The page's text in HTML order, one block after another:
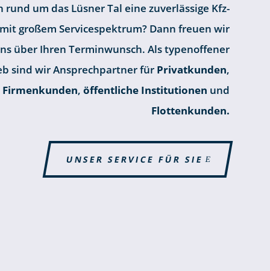
rund um das Lüsner Tal eine zuverlässige Kfz-
großem Servicespektrum? Dann freuen wir
über Ihren Terminwunsch. Als typenoffener
sind wir Ansprechpartner für Privatkunden,
Firmenkunden, öffentliche Institutionen und
Flottenkunden.
UNSER SERVICE FÜR SIE